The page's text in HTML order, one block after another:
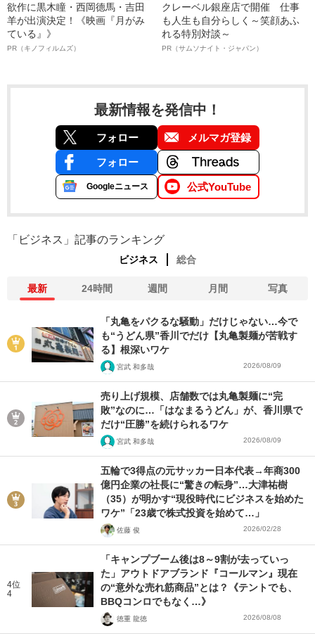
欲作に黒木瞳・西岡德馬・吉田
羊が出演決定！《映画『月がみ
ている』》
PR（キノフィルムズ）
クレーベル銀座店で開催 仕事
も人生も自分らしく～笑顔あふ
れる特別対談～
PR（サムソナイト・ジャパン）
最新情報を発信中！
フォロー メルマガ登録
フォロー
Googleニュース 公式YouTube
「ビジネス」記事のランキング
ビジネス 総合
最新 24時間 週間 月間 写真
「丸亀をパクるな騒動」だけじゃない…今で
も“うどん県”香川でだけ【丸亀製麺が苦戦す
る】根深いワケ
宮武 和多哉 2026/08/09
売り上げ規模、店舗数では丸亀製麺に“完
敗”なのに…「はなまるうどん」が、香川県で
だけ“圧勝”を続けられるワケ
宮武 和多哉 2026/08/09
五輪で3得点の元サッカー日本代表→年商300
億円企業の社長に“驚きの転身”…大津祐樹
（35）が明かす“現役時代にビジネスを始めた
ワケ”「23歳で株式投資を始めて…」
佐藤 俊 2026/02/28
4位
4
「キャンプブーム後は8～9割が去っていっ
た」アウトドアブランド『コールマン』現在
の“意外な売れ筋商品”とは？《テントでも、
BBQコンロでもなく…》
徳重 龍徳 2026/08/08